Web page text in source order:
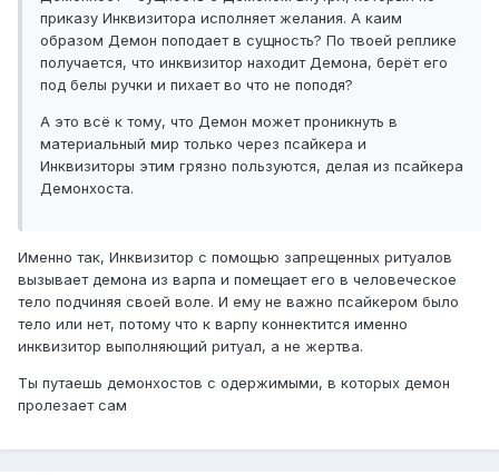
приказу Инквизитора исполняет желания. А каим
образом Демон поподает в сущность? По твоей реплике
получается, что инквизитор находит Демона, берёт его
под белы ручки и пихает во что не поподя?
А это всё к тому, что Демон может проникнуть в
материальный мир только через псайкера и
Инквизиторы этим грязно пользуются, делая из псайкера
Демонхоста.
Именно так, Инквизитор с помощью запрещенных ритуалов
вызывает демона из варпа и помещает его в человеческое
тело подчиняя своей воле. И ему не важно псайкером было
тело или нет, потому что к варпу коннектится именно
инквизитор выполняющий ритуал, а не жертва.
Ты путаешь демонхостов с одержимыми, в которых демон
пролезает сам